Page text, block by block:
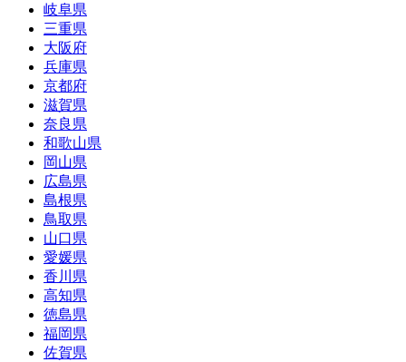
岐阜県
三重県
大阪府
兵庫県
京都府
滋賀県
奈良県
和歌山県
岡山県
広島県
島根県
鳥取県
山口県
愛媛県
香川県
高知県
徳島県
福岡県
佐賀県